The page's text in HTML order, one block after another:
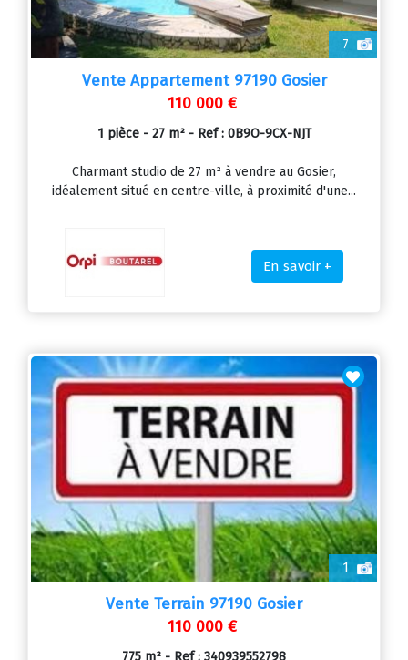
7
Vente Appartement 97190 Gosier
110 000 €
1 pièce - 27 m² - Ref : 0B9O-9CX-NJT
Charmant studio de 27 m² à vendre au Gosier,
idéalement situé en centre-ville, à proximité d'une...
En savoir +
1
Vente Terrain 97190 Gosier
110 000 €